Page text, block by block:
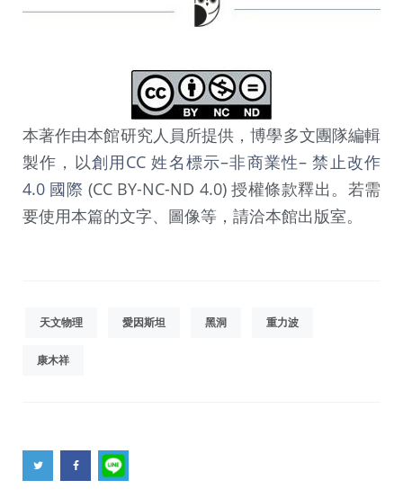
本著作由本館研究人員所提供，博學多文團隊編輯
製作，以創用CC 姓名標示–非商業性– 禁止改作
4.0 國際 (CC BY-NC-ND 4.0) 授權條款釋出。若需
要使用本篇的文字、圖像等，請洽本館出版室。
天文物理 愛因斯坦 黑洞 重力波
康木祥